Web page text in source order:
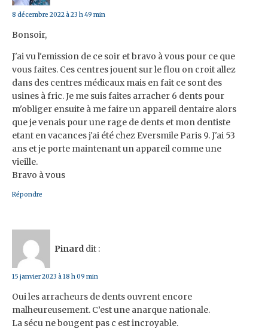
8 décembre 2022 à 23 h 49 min
Bonsoir,
J'ai vu l'emission de ce soir et bravo à vous pour ce que
vous faites. Ces centres jouent sur le flou on croit allez
dans des centres médicaux mais en fait ce sont des
usines à fric. Je me suis faites arracher 6 dents pour
m'obliger ensuite à me faire un appareil dentaire alors
que je venais pour une rage de dents et mon dentiste
etant en vacances j'ai été chez Eversmile Paris 9. J'ai 53
ans et je porte maintenant un appareil comme une
vieille.
Bravo à vous
Répondre
Pinard dit :
15 janvier 2023 à 18 h 09 min
Oui les arracheurs de dents ouvrent encore
malheureusement. C’est une anarque nationale.
La sécu ne bougent pas c est incroyable.